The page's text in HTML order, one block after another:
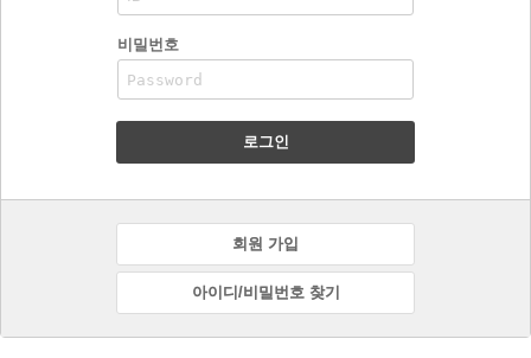
비밀번호
로그인
회원 가입
아이디/비밀번호 찾기